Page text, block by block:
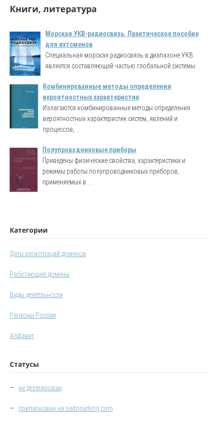
Книги, литература
Морская УКВ-радиосвязь. Практическое пособие
для яхтсменов
Специальная морская радиосвязь в диапазоне УКВ
является составляющей частью глобальной системы ...
Комбинированные методы определения
вероятностных характеристик
Излагаются комбинированные методы определения
вероятностных характеристик систем, явлений и
процессов, ...
Полупроводниковые приборы
Приведены физические свойства, характеристики и
режимы работы полупроводниковых приборов,
применяемых в ...
Категории
Даты регистраций доменов
Работающие домены
Виды деятельности
Регионы России
Алфавит
Статусы
— не делегирован
— припаркован на sedoparking.com